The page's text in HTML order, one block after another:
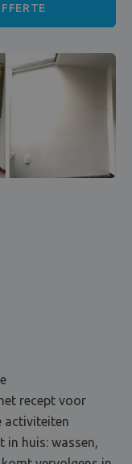
recept voor
activiteiten
in huis: wassen,